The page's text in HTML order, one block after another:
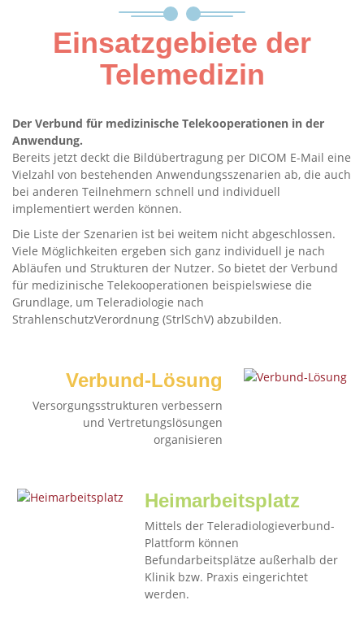
Einsatzgebiete der
Telemedizin
Der Verbund für medizinische Telekooperationen in der
Anwendung.
Bereits jetzt deckt die Bildübertragung per DICOM E-Mail eine
Vielzahl von bestehenden Anwendungsszenarien ab, die auch
bei anderen Teilnehmern schnell und individuell
implementiert werden können.
Die Liste der Szenarien ist bei weitem nicht abgeschlossen.
Viele Möglichkeiten ergeben sich ganz individuell je nach
Abläufen und Strukturen der Nutzer. So bietet der Verbund
für medizinische Telekooperationen beispielswiese die
Grundlage, um Teleradiologie nach
StrahlenschutzVerordnung (StrlSchV) abzubilden.
Verbund-Lösung
Versorgungsstrukturen verbessern
und Vertretungslösungen
organisieren
Heimarbeitsplatz
Mittels der Teleradiologieverbund-
Plattform können
Befundarbeitsplätze außerhalb der
Klinik bzw. Praxis eingerichtet
werden.